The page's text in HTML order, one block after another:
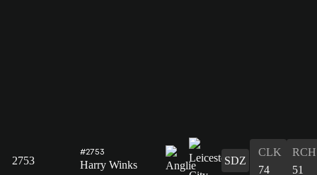
2753
#2753
Harry Winks SDZ
CLK
74
RCH
51